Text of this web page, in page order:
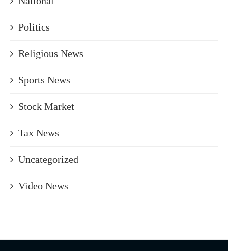
Politics
Religious News
Sports News
Stock Market
Tax News
Uncategorized
Video News